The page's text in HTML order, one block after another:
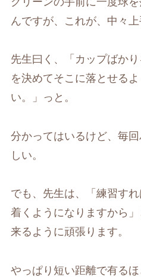
んですが、これが、中々上
先生曰く、「カップばか
を決めてそこに落とせる
い。」っと。
分かってはいるけど、毎
しい。
でも、先生は、「練習す
着くようになりますから
来るように頑張ります。
やっぱり短い距離で有るほ